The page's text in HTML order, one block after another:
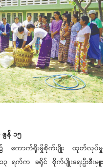
န် ၁၅
င်၌ ကောက်ရိုးမှိုစိုက်ပျိုး ထုတ်လုပ်မှု
က်က ခရိုင် စိုက်ပျိုးရေးဦးစီးမှူး